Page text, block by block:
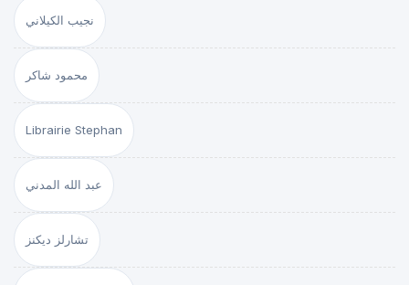
نجيب الكيلاني
محمود شاكر
Librairie Stephan
عبد الله المدني
تشارلز ديكنز